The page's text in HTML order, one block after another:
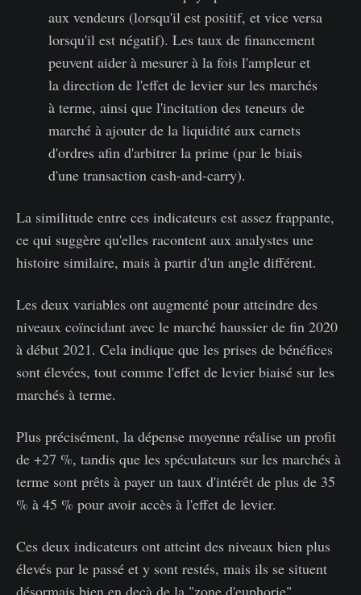
aux vendeurs (lorsqu'il est positif, et vice versa
lorsqu'il est négatif). Les taux de financement
peuvent aider à mesurer à la fois l'ampleur et
la direction de l'effet de levier sur les marchés
à terme, ainsi que l'incitation des teneurs de
marché à ajouter de la liquidité aux carnets
d'ordres afin d'arbitrer la prime (par le biais
d'une transaction cash-and-carry).
La similitude entre ces indicateurs est assez frappante,
ce qui suggère qu'elles racontent aux analystes une
histoire similaire, mais à partir d'un angle différent.
Les deux variables ont augmenté pour atteindre des
niveaux coïncidant avec le marché haussier de fin 2020
à début 2021. Cela indique que les prises de bénéfices
sont élevées, tout comme l'effet de levier biaisé sur les
marchés à terme.
Plus précisément, la dépense moyenne réalise un profit
de +27 %, tandis que les spéculateurs sur les marchés à
terme sont prêts à payer un taux d'intérêt de plus de 35
% à 45 % pour avoir accès à l'effet de levier.
Ces deux indicateurs ont atteint des niveaux bien plus
élevés par le passé et y sont restés, mais ils se situent
désormais bien en deçà de la "zone d'euphorie".